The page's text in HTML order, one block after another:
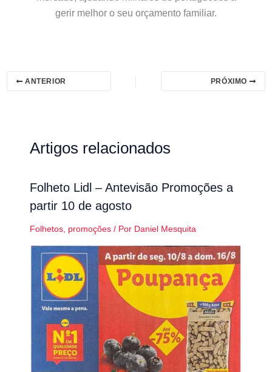
gerir melhor o seu orçamento familiar.
ANTERIOR PRÓXIMO
Artigos relacionados
Folheto Lidl – Antevisão Promoções a
partir 10 de agosto
Folhetos, promoções/ Por Daniel Mesquita